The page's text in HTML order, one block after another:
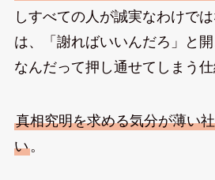
しすべての人が誠実なわけで
は、「謝ればいいんだろ」と
なんだって押し通せてしまう仕
真相究明を求める気分が薄い
い。